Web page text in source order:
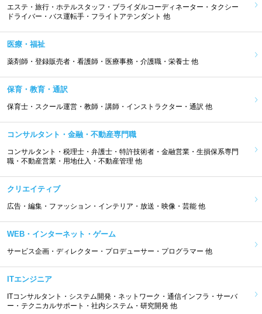
エステ・旅行・ホテルスタッフ・ブライダルコーディネーター・タクシー
ドライバー・バス運転手・フライトアテンダント 他
医療・福祉
薬剤師・登録販売者・看護師・医療事務・介護職・栄養士 他
保育・教育・通訳
保育士・スクール運営・教師・講師・インストラクター・通訳 他
コンサルタント・金融・不動産専門職
コンサルタント・税理士・弁護士・特許技術者・金融営業・生損保系専門
職・不動産営業・用地仕入・不動産管理 他
クリエイティブ
広告・編集・ファッション・インテリア・放送・映像・芸能 他
WEB・インターネット・ゲーム
サービス企画・ディレクター・プロデューサー・プログラマー 他
ITエンジニア
ITコンサルタント・システム開発・ネットワーク・通信インフラ・サーバ
ー・テクニカルサポート・社内システム・研究開発 他